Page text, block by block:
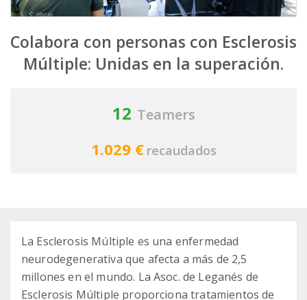
Colabora con personas con Esclerosis
Múltiple: Unidas en la superación.
12 Teamers
1.029 € recaudados
La Esclerosis Múltiple es una enfermedad
neurodegenerativa que afecta a más de 2,5
millones en el mundo. La Asoc. de Leganés de
Esclerosis Múltiple proporciona tratamientos de